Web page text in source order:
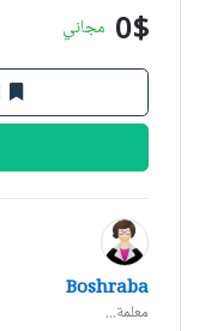
0$ مجاني
Boshraba
معلمة...